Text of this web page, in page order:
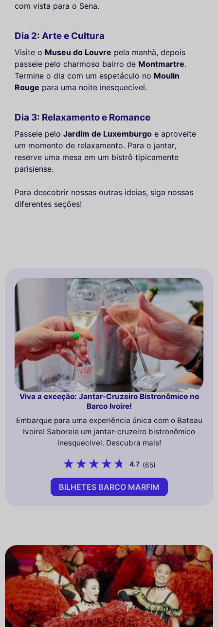
com vista para o Sena.
Dia 2: Arte e Cultura
Visite o Museu do Louvre pela manhã, depois
passeie pelo charmoso bairro de Montmartre.
Termine o dia com um espetáculo no Moulin
Rouge para uma noite inesquecível.
Dia 3: Relaxamento e Romance
Passeie pelo Jardim de Luxemburgo e aproveite
um momento de relaxamento. Para o jantar,
reserve uma mesa em um bistrô tipicamente
parisiense.
Para descobrir nossas outras ideias, siga nossas
diferentes seções!
Viva a exceção: Jantar-Cruzeiro Bistronômico no
Barco Ivoire!
Embarque para uma experiência única com o Bateau
Ivoire! Saboreie um jantar-cruzeiro bistronômico
inesquecível. Descubra mais!
4.7 (65)
BILHETES BARCO MARFIM